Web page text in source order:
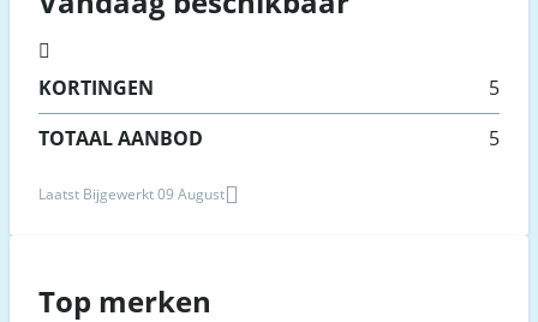
KORTINGEN
5
TOTAAL AANBOD
5
Laatst Bijgewerkt 09 August
Top merken